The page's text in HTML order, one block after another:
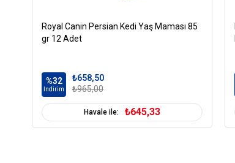
Royal Canin Persian Kedi Yaş Maması 85
gr 12 Adet
%32
İndirim
₺658,50
₺965,00
Havale ile: ₺645,33